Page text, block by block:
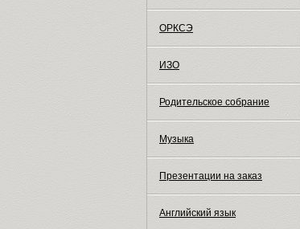
ОРКСЭ
ИЗО
Родительское собрание
Музыка
Презентации на заказ
Английский язык